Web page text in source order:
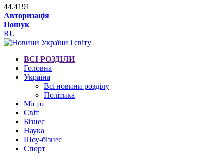
44.4191
Авторизація
Пошук
RU
ВСІ РОЗДІЛИ
Головна
Україна
Всі новини розділу
Політика
Місто
Світ
Бізнес
Наука
Шоу-бізнес
Спорт